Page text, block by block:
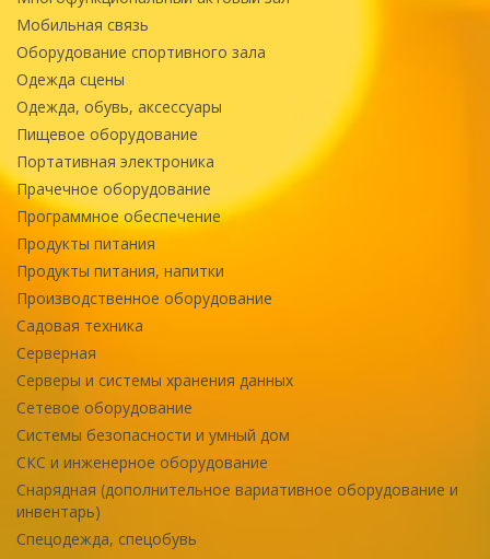
Мобильная связь
Оборудование спортивного зала
Одежда сцены
Одежда, обувь, аксессуары
Пищевое оборудование
Портативная электроника
Прачечное оборудование
Программное обеспечение
Продукты питания
Продукты питания, напитки
Производственное оборудование
Садовая техника
Серверная
Серверы и системы хранения данных
Сетевое оборудование
Системы безопасности и умный дом
СКС и инженерное оборудование
Снарядная (дополнительное вариативное оборудование и
инвентарь)
Спецодежда, спецобувь